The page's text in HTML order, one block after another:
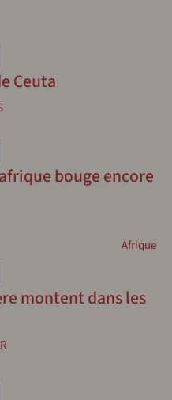
Ceuta
bouge encore
Afrique
montent dans les